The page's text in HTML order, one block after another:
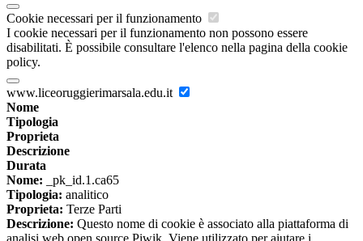
Cookie necessari per il funzionamento
I cookie necessari per il funzionamento non possono essere
disabilitati. È possibile consultare l'elenco nella pagina della cookie
policy.
www.liceoruggierimarsala.edu.it
Nome
Tipologia
Proprieta
Descrizione
Durata
Nome: _pk_id.1.ca65
Tipologia: analitico
Proprieta: Terze Parti
Descrizione: Questo nome di cookie è associato alla piattaforma di